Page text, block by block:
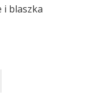
i blaszka